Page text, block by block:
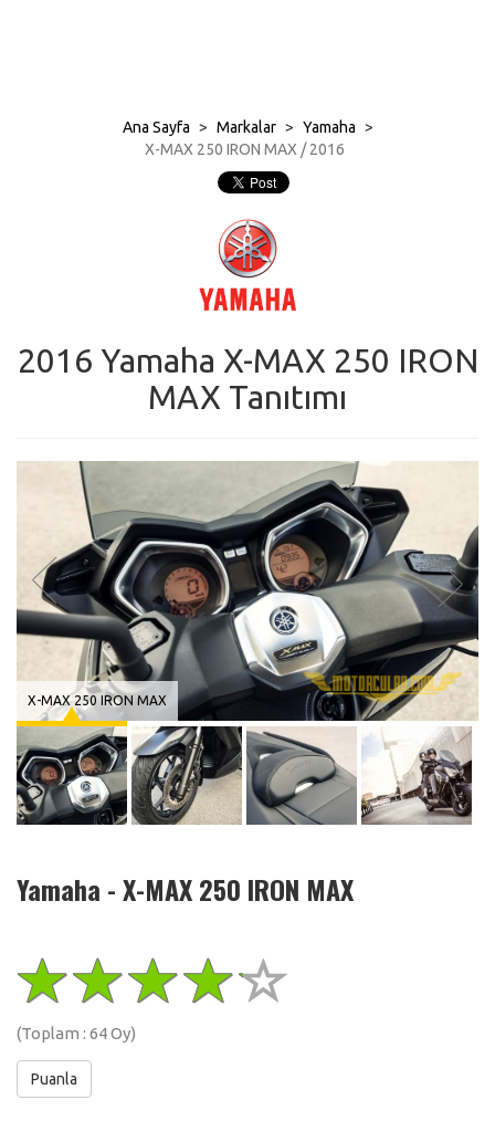
Ana Sayfa > Markalar > Yamaha >
X-MAX 250 IRON MAX / 2016
2016 Yamaha X-MAX 250 IRON
MAX Tanıtımı
X-MAX 250 IRON MAX
Yamaha - X-MAX 250 IRON MAX
(Toplam : 64Oy)
Puanla